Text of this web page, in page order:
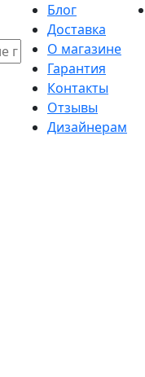
Блог
Доставка
О магазине
Гарантия
Контакты
Отзывы
Дизайнерам